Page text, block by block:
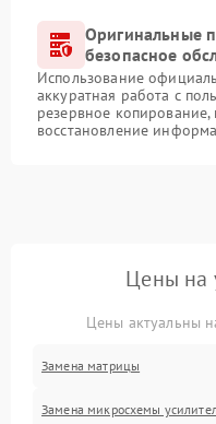
Оригинальные
безопасное
Использование
аккуратная работа с
резервное
восстановление
Цены на
Цены актуальны
Замена матрицы
Замена микросхемы